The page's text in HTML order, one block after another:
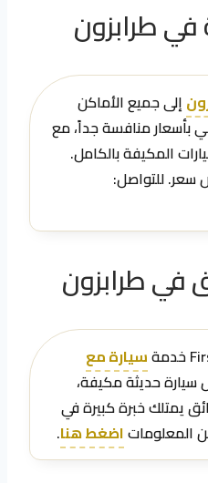
في طرابزون
إلى جميع الأماكن
بأسعار منافسة جداً، مع
المكيفة بالكامل.
سعر. للتواصل:
في طرابزون
سيارة مع
سيارة حديثة مكيفة،
وسائق يمتلك خبرة كبيرة في
المعلوماتاضغط هنا.